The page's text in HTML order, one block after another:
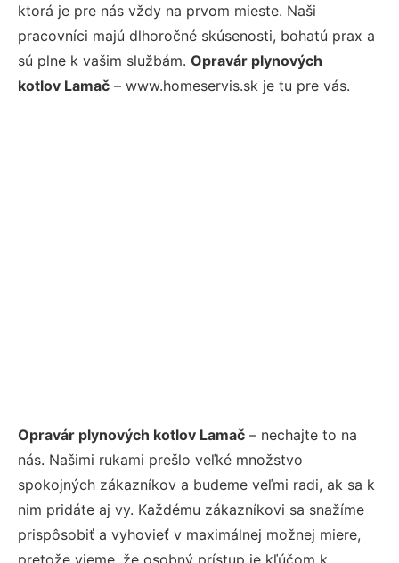
ktorá je pre nás vždy na prvom mieste. Naši
pracovníci majú dlhoročné skúsenosti, bohatú prax a
sú plne k vašim službám. Opravár plynových
kotlov Lamač – www.homeservis.sk je tu pre vás.
Opravár plynových kotlov Lamač – nechajte to na
nás. Našimi rukami prešlo veľké množstvo
spokojných zákazníkov a budeme veľmi radi, ak sa k
nim pridáte aj vy. Každému zákazníkovi sa snažíme
prispôsobiť a vyhovieť v maximálnej možnej miere,
pretože vieme, že osobný prístup je kľúčom k